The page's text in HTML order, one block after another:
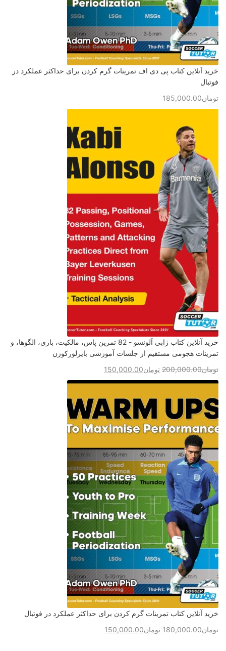
خرید آنلاین کتاب پی دی اف تمرینات گرم کردن برای حداکثر عملکرد در
فوتبال
تومان185,000.00
خرید آنلاین کتاب ژابی آلونسو - 82 تمرین پاس، مالکیت، بازی، الگوها، و
تمرینات هجومی مستقیم از جلسات آموزشی بایرلورکوزن
تومان200,000.00 تومان150,000.00
خرید آنلاین کتاب تمرینات گرم کردن برای حداکثر عملکرد در فوتبال
تومان180,000.00 تومان150,000.00